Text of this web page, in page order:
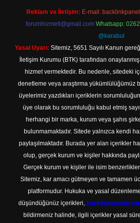
Reklam ve İletişim: E-mail:
forumhizmeti@gmail.com Whatsapp:
@karabul
Yasal Uyarı: Sitemiz, 5651 Sayılı Kanun
İletişim Kurumu (BTK) tarafından
hizmet vermektedir. Bu nedenle, sitedeki
denetleme veya araştırma yükümlülüğümüz
üyelerimiz yazdıkları içeriklerin
üye olarak bu sorumluluğu kabul etmiş
herhangi bir marka, kurum veya şahıs
bulunmamaktadır. Sitede yalnızca kendi
paylaşılmaktadır. Burada yer alan içerikler
olup, gerçek kurum ve kişiler hakkında
Gerçek kurum ve kişiler ile isim
Sitemiz, kar amacı gütmeyen ve tamamen
platformudur. Hukuka ve yasal
düşündüğünüz içerikleri,
bildirmeniz halinde, ilgili içerikler yasal